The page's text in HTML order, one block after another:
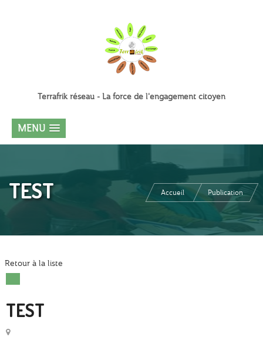
Terrafrik réseau - La force de l'engagement citoyen
MENU
TEST Accueil Publication
Retour à la liste
TEST